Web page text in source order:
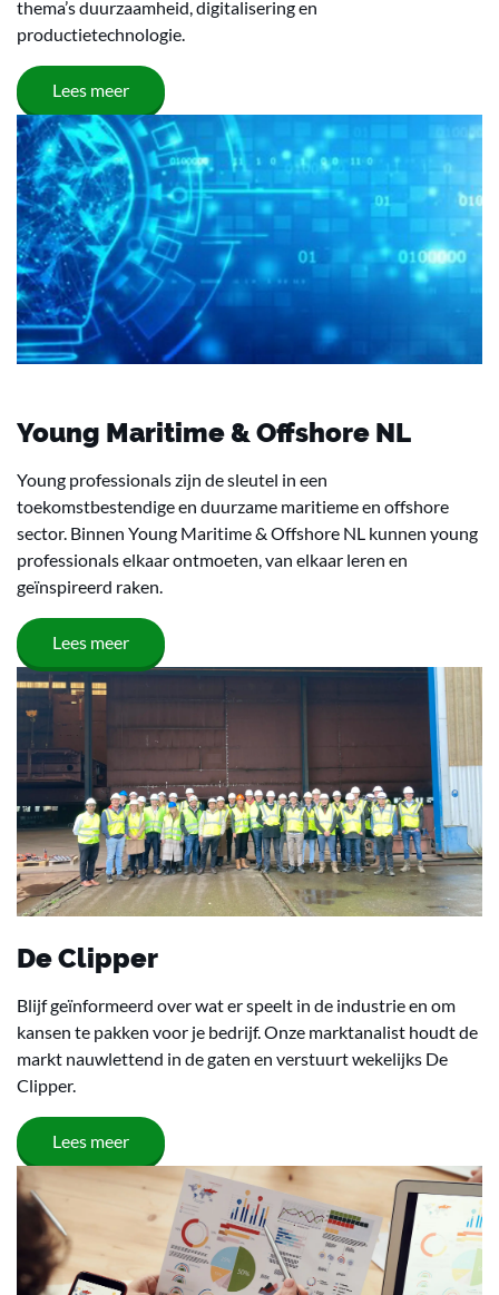
thema’s duurzaamheid, digitalisering en
productietechnologie.
Lees meer
Young Maritime & Offshore NL
Young professionals zijn de sleutel in een
toekomstbestendige en duurzame maritieme en offshore
sector. Binnen Young Maritime & Offshore NL kunnen young
professionals elkaar ontmoeten, van elkaar leren en
geïnspireerd raken.
Lees meer
De Clipper
Blijf geïnformeerd over wat er speelt in de industrie en om
kansen te pakken voor je bedrijf. Onze marktanalist houdt de
markt nauwlettend in de gaten en verstuurt wekelijks De
Clipper.
Lees meer